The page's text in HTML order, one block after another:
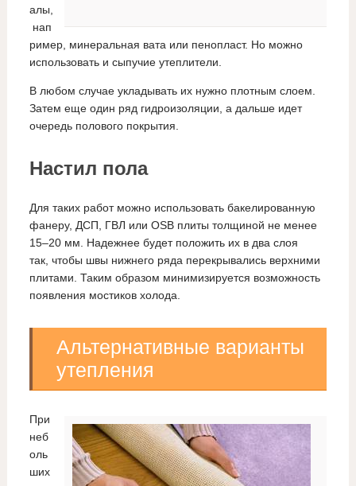
алы,
нап
ример, минеральная вата или пенопласт. Но можно
использовать и сыпучие утеплители.
В любом случае укладывать их нужно плотным слоем.
Затем еще один ряд гидроизоляции, а дальше идет
очередь полового покрытия.
Настил пола
Для таких работ можно использовать бакелированную
фанеру, ДСП, ГВЛ или OSB плиты толщиной не менее
15–20 мм. Надежнее будет положить их в два слоя
так, чтобы швы нижнего ряда перекрывались верхними
плитами. Таким образом минимизируется возможность
появления мостиков холода.
Альтернативные варианты
утепления
При
неб
оль
ших